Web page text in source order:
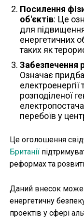
Посилення
об'єктів: Це
для
енергетичних
таких як
Забезпечення
Означає
розподіленої
перебоїв у
Це оголошення
Британії
реформах та
Даний внесок може
енергетичну
проектів у сфері